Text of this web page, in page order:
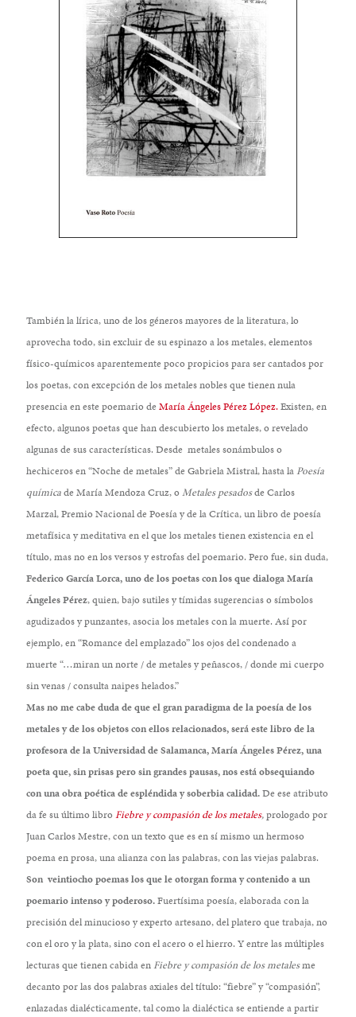
También la lírica, uno de los géneros mayores de la literatura, lo
aprovecha todo, sin excluir de su espinazo a los metales, elementos
físico-químicos aparentemente poco propicios para ser cantados por
los poetas, con excepción de los metales nobles que tienen nula
presencia en este poemario deMaría Ángeles Pérez López.Existen, en
efecto, algunos poetas que han descubierto los metales, o revelado
algunas de sus características. Desde metales sonámbulos o
hechiceros en “Noche de metales” de Gabriela Mistral, hasta laPoesía
químicade María Mendoza Cruz, oMetales pesadosde Carlos
Marzal, Premio Nacional de Poesía y de la Crítica, un libro de poesía
metafísica y meditativa en el que los metales tienen existencia en el
título, mas no en los versos y estrofas del poemario. Pero fue, sin duda,
Federico García Lorca, uno de los poetas con los que dialoga María
Ángeles Pérez, quien, bajo sutiles y tímidas sugerencias o símbolos
agudizados y punzantes, asocia los metales con la muerte. Así por
ejemplo, en “Romance del emplazado” los ojos del condenado a
muerte “…miran un norte / de metales y peñascos, / donde mi cuerpo
sin venas / consulta naipes helados.”
Mas no me cabe duda de que el gran paradigma de la poesía de los
metales y de los objetos con ellos relacionados, será este libro de la
profesora de la Universidad de Salamanca, María Ángeles Pérez, una
poeta que, sin prisas pero sin grandes pausas, nos está obsequiando
con una obra poética de espléndida y soberbia calidad.De ese atributo
da fe su último libroFiebre y compasión de los metales,prologado por
Juan Carlos Mestre, con un texto que es en sí mismo un hermoso
poema en prosa, una alianza con las palabras, con las viejas palabras.
Son veintiocho poemas los que le otorgan forma y contenido a un
poemario intenso y poderoso.Fuertísima poesía, elaborada con la
precisión del minucioso y experto artesano, del platero que trabaja, no
con el oro y la plata, sino con el acero o el hierro. Y entre las múltiples
lecturas que tienen cabida enFiebre y compasión de los metalesme
decanto por las dos palabras axiales del título: “fiebre” y “compasión”,
enlazadas dialécticamente, tal como la dialéctica se entiende a partir